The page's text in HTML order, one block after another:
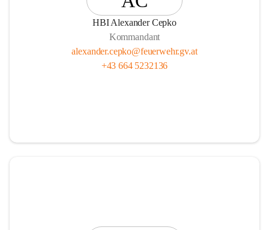
HBI Alexander Cepko
Kommandant
alexander.cepko@feuerwehr.gv.at
+43 664 5232136